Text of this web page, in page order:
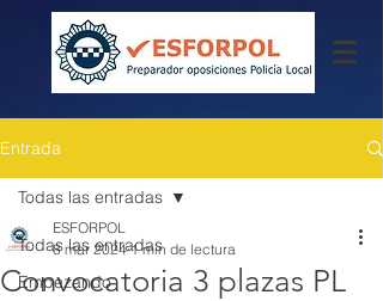
Entrada
Todas las entradas
Empezando
Todas las entradas
Convocatoria 3 plazas PL
ESFORPOL
8 mar 2024 1 min de lectura